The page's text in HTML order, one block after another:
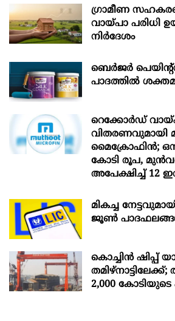
ഗ്രാമീണ
വായ്പാ പരിധി
നിർദേശം
ബെർജർ
പാദത്തിൽ
റെക്കോർഡ്
വിതരണവുമായി
മൈക്രോഫിൻ;
കോടി രൂപ,
അപേക്ഷിച്ച് 12
മികച്ച
ജൂൺ
കൊച്ചിന്‍ ഷിപ്പ്
2,000 കോടിയുടെ